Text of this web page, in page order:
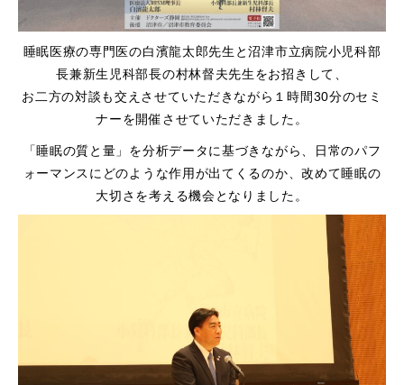
睡眠医療の専門医の白濱龍太郎先生と沼津市立病院小児科部
長兼新生児科部長の村林督夫先生をお招きして、
お二方の対談も交えさせていただきながら１時間30分のセミ
ナーを開催させていただきました。
「睡眠の質と量」を分析データに基づきながら、日常のパフ
ォーマンスにどのような作用が出てくるのか、改めて睡眠の
大切さを考える機会となりました。